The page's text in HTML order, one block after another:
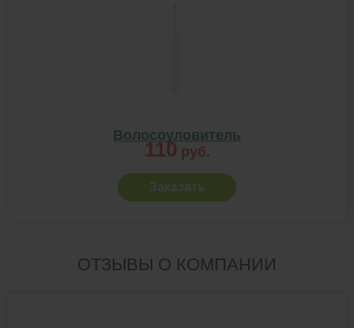
Волосоуловитель
110 руб.
Заказать
ОТЗЫВЫ О КОМПАНИИ